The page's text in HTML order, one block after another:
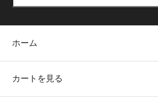
ホーム
カートを見る